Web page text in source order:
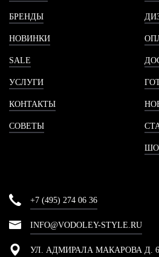
БРЕНДЫ
НОВИНКИ
SALE
УСЛУГИ
КОНТАКТЫ
СОВЕТЫ
+7 (495) 274 06 36
INFO@VODOLEY-STYLE.RU
УЛ. АДМИРАЛА МАКАРОВА Д.